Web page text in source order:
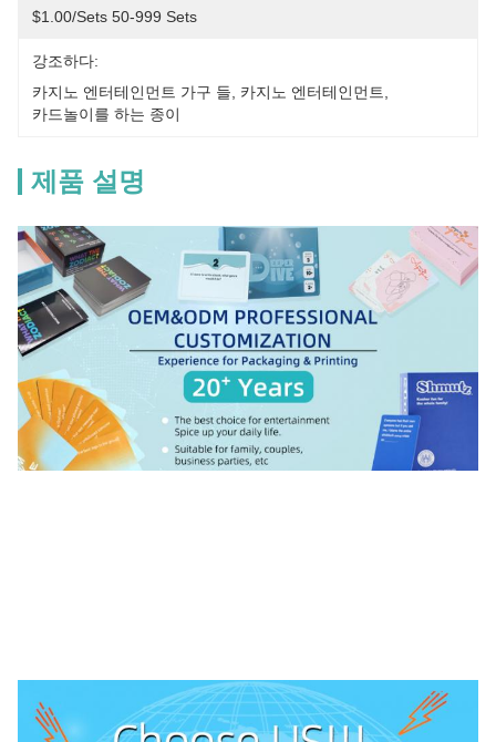
$1.00/sets 50-999 Sets
강조하다:
카지노 엔터테인먼트 가구 들
카지노 엔터테인먼트
카드놀이를 하는 종이
제품 설명